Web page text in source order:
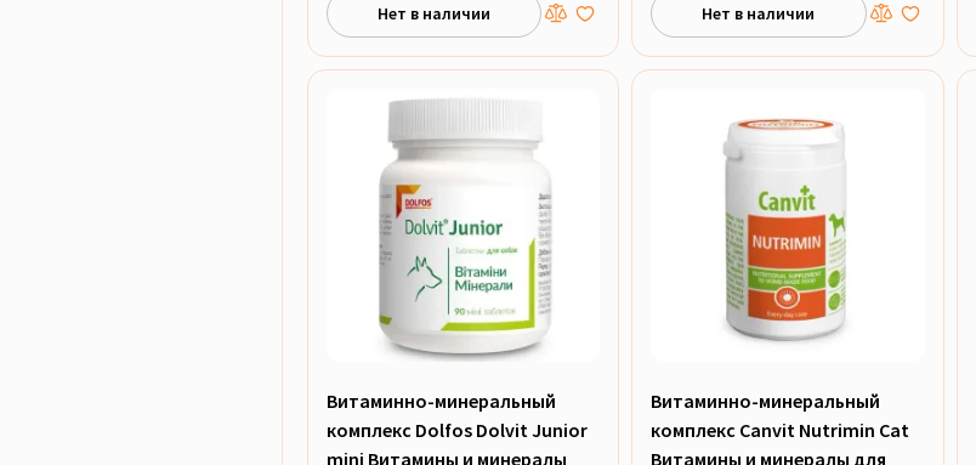
Нет в наличии Нет в наличии
Витаминно-минеральный
комплекс Dolfos Dolvit Junior
mini Витамины и минералы
Витаминно-минеральный
комплекс Canvit Nutrimin Cat
Витамины и минералы для